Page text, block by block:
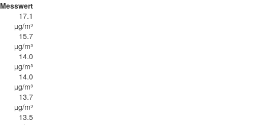
Messwert
17.1
µg/m³
15.7
µg/m³
14.0
µg/m³
14.0
µg/m³
13.7
µg/m³
13.5